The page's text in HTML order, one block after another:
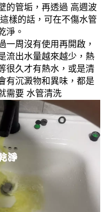
的管垢，再透過 高週波
樣的話，可在不傷水管
淨。
一周沒有使用再開啟，
流出水量越來越少，熱
很久才有熱水，或是清
有沉澱物和異味，都是
需要 水管清洗